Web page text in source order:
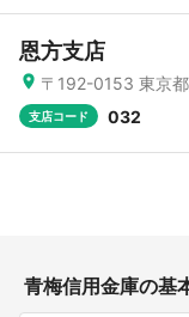
恩方支店
〒192-0153 東京
支店コード 032
青梅信用金庫の基